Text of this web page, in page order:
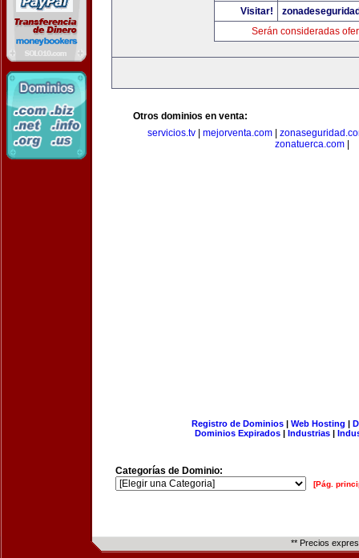
Visitar!
Serán consideradas
Otros dominios en venta:
servicios.tv| mejorventa.com|
zonatuerca.com|
Registro de Dominios| Web Hosting |
Dominios Expirados | Industrias |
Categorías de Dominio:
[Pág.
** Precios